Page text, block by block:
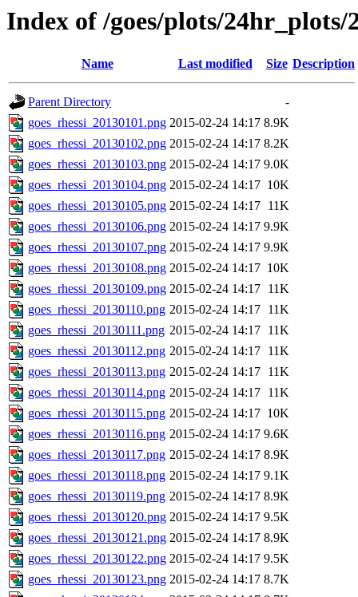
Index of /goes/plots/24hr_plots/
Name Last modified Size Description
Parent Directory
-
goes_rhessi_20130101.png 2015-02-24 14:17 8.9K
goes_rhessi_20130102.png 2015-02-24 14:17 8.2K
goes_rhessi_20130103.png 2015-02-24 14:17 9.0K
goes_rhessi_20130104.png 2015-02-24 14:17 10K
goes_rhessi_20130105.png 2015-02-24 14:17 11K
goes_rhessi_20130106.png 2015-02-24 14:17 9.9K
goes_rhessi_20130107.png 2015-02-24 14:17 9.9K
goes_rhessi_20130108.png 2015-02-24 14:17 10K
goes_rhessi_20130109.png 2015-02-24 14:17 11K
goes_rhessi_20130110.png 2015-02-24 14:17 11K
goes_rhessi_20130111.png 2015-02-24 14:17 11K
goes_rhessi_20130112.png 2015-02-24 14:17 11K
goes_rhessi_20130113.png 2015-02-24 14:17 11K
goes_rhessi_20130114.png 2015-02-24 14:17 11K
goes_rhessi_20130115.png 2015-02-24 14:17 10K
goes_rhessi_20130116.png 2015-02-24 14:17 9.6K
goes_rhessi_20130117.png 2015-02-24 14:17 8.9K
goes_rhessi_20130118.png 2015-02-24 14:17 9.1K
goes_rhessi_20130119.png 2015-02-24 14:17 8.9K
goes_rhessi_20130120.png 2015-02-24 14:17 9.5K
goes_rhessi_20130121.png 2015-02-24 14:17 8.9K
goes_rhessi_20130122.png 2015-02-24 14:17 9.5K
goes_rhessi_20130123.png 2015-02-24 14:17 8.7K